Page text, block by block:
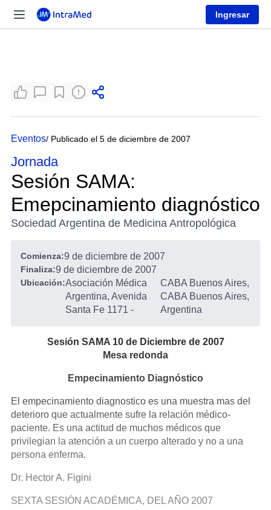
Ingresar
Eventos/ Publicado el 5 de diciembre de 2007
Jornada
Sesión SAMA:
Emepcinamiento diagnóstico
Sociedad Argentina de Medicina Antropológica
Comienza:9 de diciembre de 2007
Finaliza:9 de diciembre de 2007
Ubicación:Asociación Médica
Argentina, Avenida
Santa Fe 1171 -
CABA Buenos Aires,
CABA Buenos Aires,
Argentina
Sesión SAMA 10 de Diciembre de 2007
Mesa redonda
Empecinamiento Diagnóstico
El empecinamiento diagnostico es una muestra mas del
deterioro que actualmente sufre la relación médico-
paciente. Es una actitud de muchos médicos que
privilegian la atención a un cuerpo alterado y no a una
persona enferma.
Dr. Hector A. Figini
SEXTA SESIÓN ACADÉMICA, DEL AÑO 2007